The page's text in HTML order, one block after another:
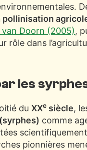
Doorn (2005),
rôle dans
les
duXXe siècle,
comme
pionnières